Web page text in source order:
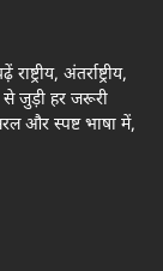
अंतर्राष्ट्रीय,
से जुड़ी हर जरूरी
और स्पष्ट भाषा में,